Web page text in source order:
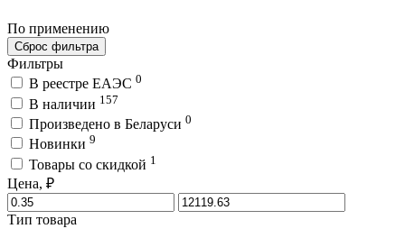
По применению
Сброс фильтра
Фильтры
В реестре ЕАЭС 0
В наличии 157
Произведено в Беларуси 0
Новинки 9
Товары со скидкой 1
Цена, ₽
Тип товара